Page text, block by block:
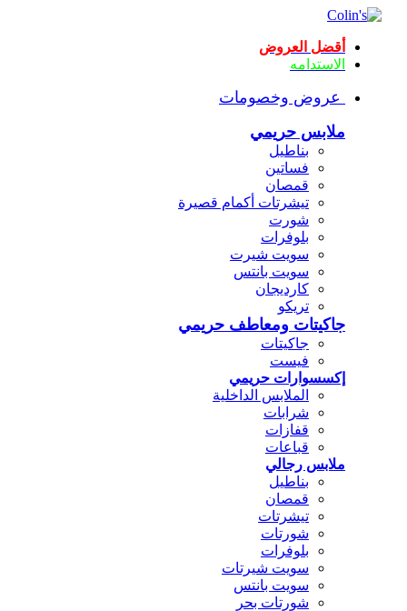
أقضل العروض
الاستدامه
عروض وخصومات
ملابس حريمي
بناطيل
فساتين
قمصان
تيشرتات أكمام قصيرة
شورت
بلوفرات
سويت شيرت
سويت بانتس
كارديجان
تريكو
جاكيتات ومعاطف حريمي
جاكيتات
فيست
إكسسوارات حريمي
الملابس الداخلية
شرابات
قفازات
قباعات
ملابس رجالي
بناطيل
قمصان
تيشرتات
شورتات
بلوفرات
سويت شيرتات
سويت بانتس
شورتات بحر